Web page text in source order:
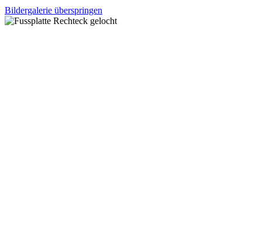
Bildergalerie überspringen